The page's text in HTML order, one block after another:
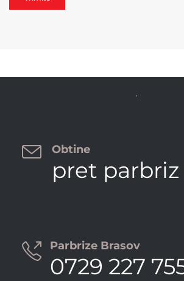
 Obtine
pret parbriz
 Parbrize Brasov
0729 227